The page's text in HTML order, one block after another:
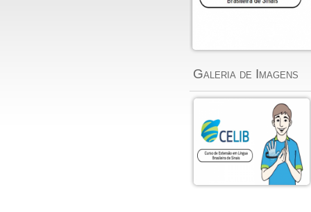
Galeria de Imagens